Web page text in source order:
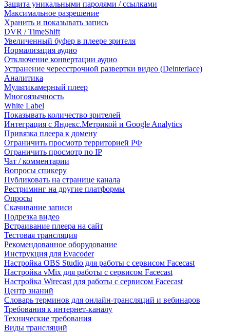
Защита уникальными паролями / ссылками
Максимальное разрешение
Хранить и показывать запись
DVR / TimeShift
Увеличенный буфер в плеере зрителя
Нормализация аудио
Отключение конвертации аудио
Устранение чересстрочной развертки видео (Deinterlace)
Аналитика
Мультикамерный плеер
Многоязычность
White Label
Показывать количество зрителей
Интеграция с Яндекс.Метрикой и Google Analytics
Привязка плеера к домену
Ограничить просмотр территорией РФ
Ограничить просмотр по IP
Чат / комментарии
Вопросы спикеру
Публиковать на странице канала
Рестриминг на другие платформы
Опросы
Скачивание записи
Подрезка видео
Встраивание плеера на сайт
Тестовая трансляция
Рекомендованное оборудование
Инструкция для Evacoder
Настройка OBS Studio для работы с сервисом Facecast
Настройка vMix для работы с сервисом Facecast
Настройка Wirecast для работы с сервисом Facecast
Центр знаний
Словарь терминов для онлайн-трансляций и вебинаров
Требования к интернет-каналу
Технические требования
Виды трансляций